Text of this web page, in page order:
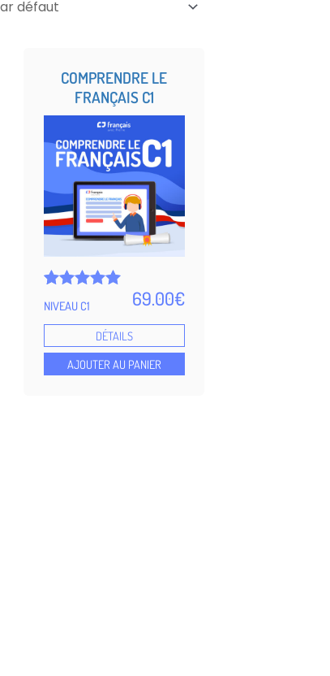
COMPRENDRE LE
FRANÇAIS C1
Noté
4.91
sur 5
basé sur
5
notations
client
NIVEAU C1 69.00€
DÉTAILS
AJOUTER AU PANIER